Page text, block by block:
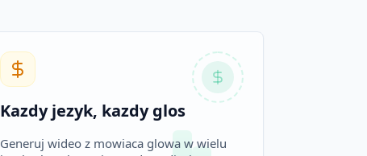
Kazdy jezyk, kazdy glos
Generuj wideo z mowiaca glowa w wielu